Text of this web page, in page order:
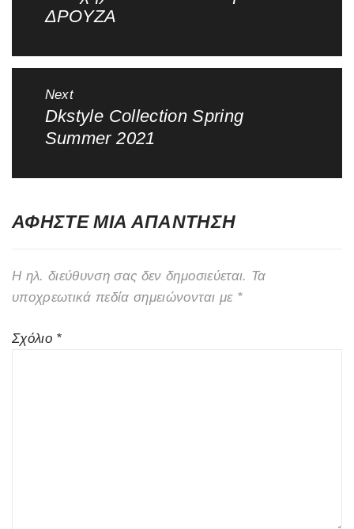
ΔΡΟΥΖΑ
Next
Next
post:
Dkstyle Collection Spring
Summer 2021
ΑΦΉΣΤΕ ΜΙΑ ΑΠΆΝΤΗΣΗ
Η ηλ. διεύθυνση σας δεν δημοσιεύεται. Τα
υποχρεωτικά πεδία σημειώνονται με *
Σχόλιο *